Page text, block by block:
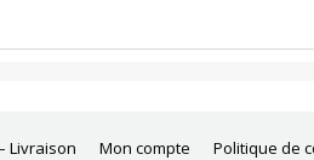
Livraison Mon compte Politique de